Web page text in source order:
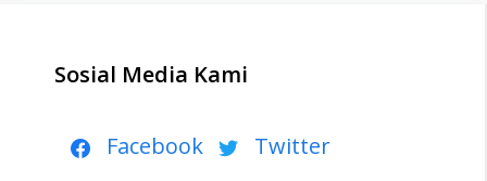
Sosial Media Kami
Facebook
Twitter